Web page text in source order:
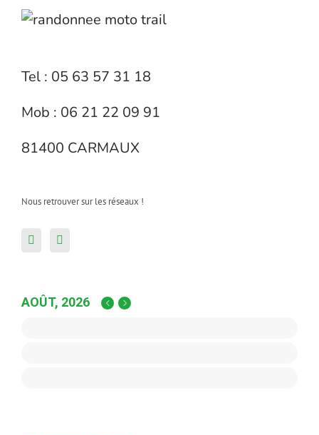
Tel : 05 63 57 31 18
Mob : 06 21 22 09 91
81400 CARMAUX
Nous retrouver sur les réseaux !
AOÛT, 2026